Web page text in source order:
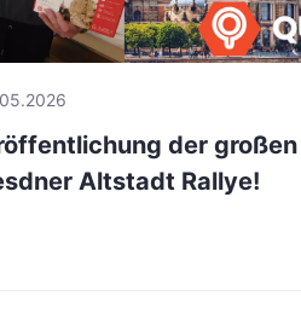
der großen
Altstadt Rallye!